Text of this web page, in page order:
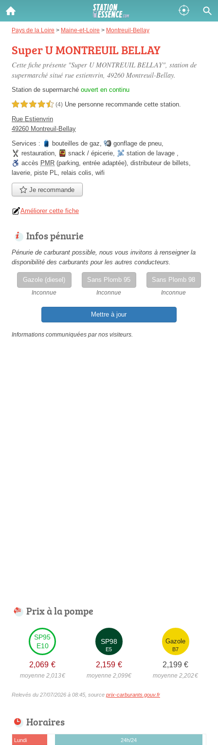
Pays de la Loire > Maine-et-Loire > Montreuil-Bellay
Super U MONTREUIL BELLAY
Cette fiche présente "Super U MONTREUIL BELLAY", station de
supermarché situé rue estienvrin, 49260 Montreuil-Bellay.
Station de supermarché ouvert en continu
4,5 étoiles sur 5 (4) Une personne recommande cette station.
Rue Estienvrin
49260 Montreuil-Bellay
Services :
bouteilles de gaz, gonflage de pneu,
restauration, snack / épicerie, station de lavage ,
accès PMR (parking, entrée adaptée), distributeur de billets,
laverie, piste PL, relais colis, wifi
Je recommande
Améliorer cette fiche
Infos pénurie
Pénurie de carburant possible, nous vous invitons à renseigner la
disponibilité des carburants pour les autres conducteurs.
Gazole (diesel)
Inconnue
Sans Plomb 95
Inconnue
Sans Plomb 98
Inconnue
Mettre à jour
Informations communiquées par nos visiteurs.
Prix à la pompe
SP95
E10
2,069 €
moyenne 2,013€
SP98
E5
2,159 €
moyenne 2,099€
Gazole
B7
2,199 €
moyenne 2,202€
Relevés du 27/07/2026 à 08:45, source prix-carburants.gouv.fr
Horaires
Lundi
24h/24
Gazole :
Disponible Épuisé
SP 98 :
Disponible
SP 95 :
Disponible